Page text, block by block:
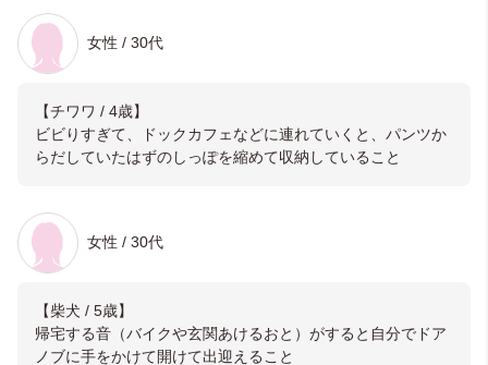
女性 / 30代
【チワワ / 4歳】
ビビりすぎて、ドックカフェなどに連れていくと、パンツか
らだしていたはずのしっぽを縮めて収納していること
女性 / 30代
【柴犬 / 5歳】
帰宅する音（バイクや玄関あけるおと）がすると自分でドア
ノブに手をかけて開けて出迎えること